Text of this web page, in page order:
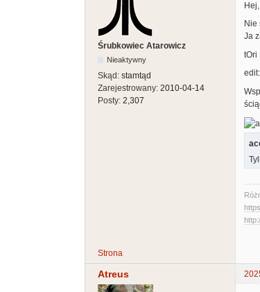
Śrubkowiec Atarowicz
Nieaktywny
Skąd: stamtąd
Zarejestrowany: 2010-04-14
Posty: 2,307
Hej,
Nie
Ja
tOri
edit:
Strona
Atreus